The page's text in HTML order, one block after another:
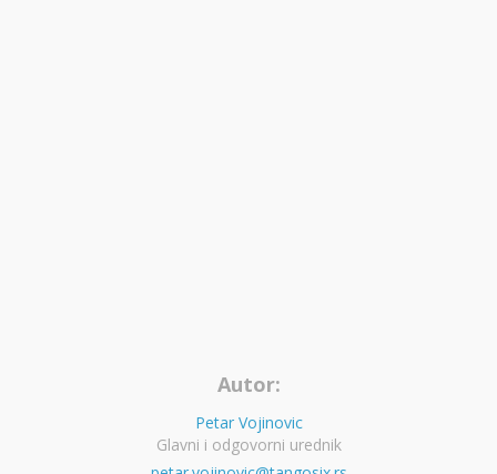
Autor:
Petar Vojinovic
Glavni i odgovorni urednik